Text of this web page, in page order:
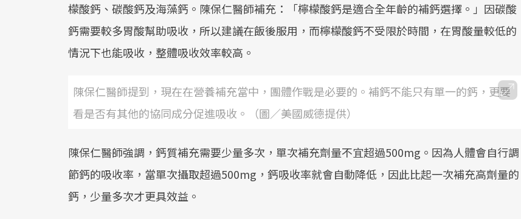
檬酸鈣、碳酸鈣及海藻鈣。陳保仁醫師補充：「檸檬酸鈣是適合全年齡的補鈣選擇。」因碳酸
鈣需要較多胃酸幫助吸收，所以建議在飯後服用，而檸檬酸鈣不受限於時間，在胃酸量較低的
情況下也能吸收，整體吸收效率較高。
陳保仁醫師提到，現在在營養補充當中，團體作戰是必要的。補鈣不能只有單一的鈣，更要
看是否有其他的協同成分促進吸收。（圖／美國威德提供）
陳保仁醫師強調，鈣質補充需要少量多次，單次補充劑量不宜超過500mg。因為人體會自行調
節鈣的吸收率，當單次攝取超過500mg，鈣吸收率就會自動降低，因此比起一次補充高劑量的
鈣，少量多次才更具效益。